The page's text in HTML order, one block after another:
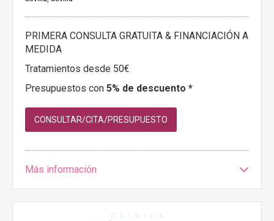
PRIMERA CONSULTA GRATUITA & FINANCIACIÓN A
MEDIDA
Tratamientos desde 50€
Presupuestos con 5% de descuento *
CONSULTAR/CITA/PRESUPUESTO
Más información